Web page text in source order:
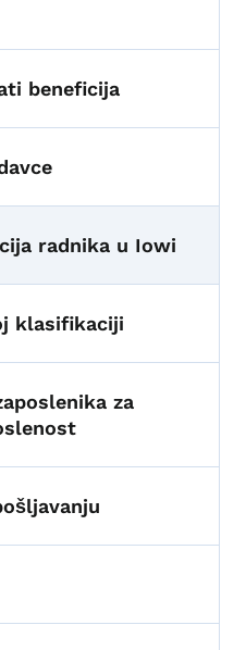
beneficija
radnika u Iowi
klasifikaciji
za